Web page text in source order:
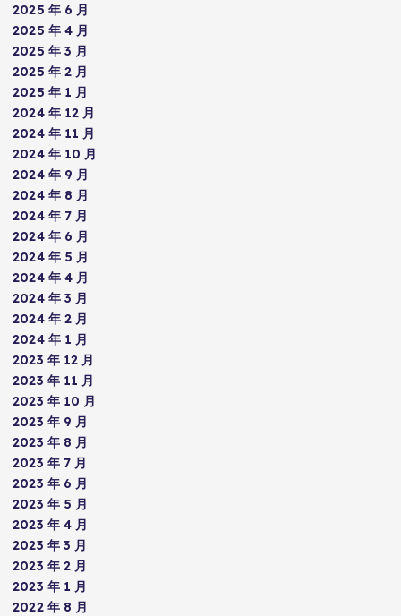
2025 年 6 月
2025 年 4 月
2025 年 3 月
2025 年 2 月
2025 年 1 月
2024 年 12 月
2024 年 11 月
2024 年 10 月
2024 年 9 月
2024 年 8 月
2024 年 7 月
2024 年 6 月
2024 年 5 月
2024 年 4 月
2024 年 3 月
2024 年 2 月
2024 年 1 月
2023 年 12 月
2023 年 11 月
2023 年 10 月
2023 年 9 月
2023 年 8 月
2023 年 7 月
2023 年 6 月
2023 年 5 月
2023 年 4 月
2023 年 3 月
2023 年 2 月
2023 年 1 月
2022 年 8 月